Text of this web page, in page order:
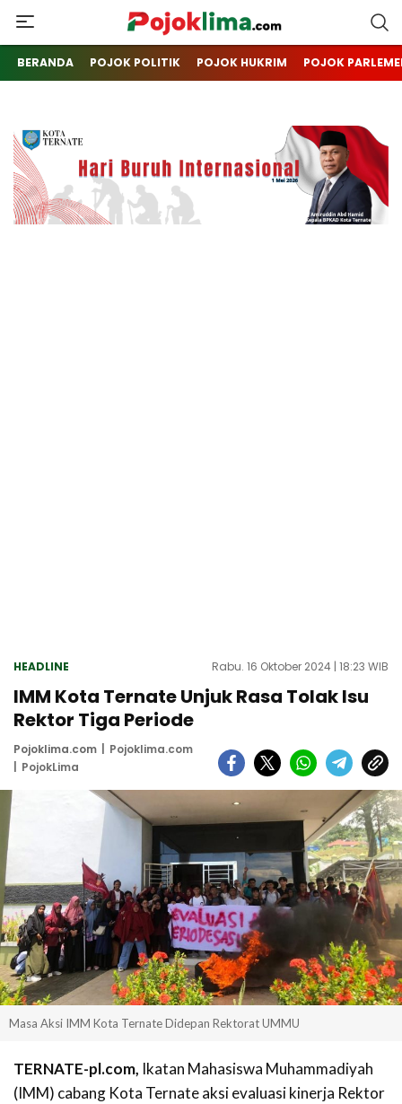
pojoklima.com
Mojokin
BERANDA POJOK POLITIK POJOK HUKRIM POJOK
HEADLINE Rabu. 16 Oktober 2024 | 18:23 WIB
IMM Kota Ternate Unjuk Rasa Tolak Isu
Rektor Tiga Periode
Pojoklima.com
Pojoklima.com
PojokLima
Masa Aksi IMM Kota Ternate Didepan Rektorat UMMU
TERNATE-pl.com, Ikatan Mahasiswa Muhammadiyah
(IMM) cabang Kota Ternate aksi evaluasi kinerja Rektor